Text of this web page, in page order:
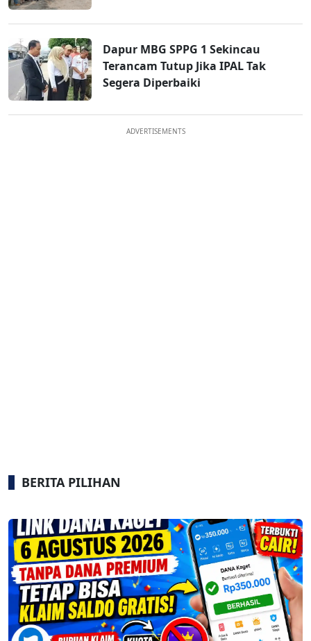
Dapur MBG SPPG 1 Sekincau
Terancam Tutup Jika IPAL Tak
Segera Diperbaiki
ADVERTISEMENTS
BERITA PILIHAN